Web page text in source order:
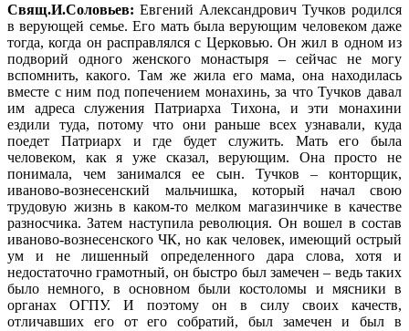
Свящ.И.Соловьев: Евгений Александрович Тучков родился
в верующей семье. Его мать была верующим человеком даже
тогда, когда он расправлялся с Церковью. Он жил в одном из
подворий одного женского монастыря – сейчас не могу
вспомнить, какого. Там же жила его мама, она находилась
вместе с ним под попечением монахинь, за что Тучков давал
им адреса служения Патриарха Тихона, и эти монахини
ездили туда, потому что они раньше всех узнавали, куда
поедет Патриарх и где будет служить. Мать его была
человеком, как я уже сказал, верующим. Она просто не
понимала, чем занимался ее сын. Тучков – конторщик,
иваново-вознесенский мальчишка, который начал свою
трудовую жизнь в каком-то мелком магазинчике в качестве
разносчика. Затем наступила революция. Он вошел в состав
иваново-вознесенского ЧК, но как человек, имеющий острый
ум и не лишенный определенного дара слова, хотя и
недостаточно грамотный, он быстро был замечен – ведь таких
было немного, в основном были костоломы и мясники в
органах ОГПУ. И поэтому он в силу своих качеств,
отличавших его от его собратий, был замечен и был в